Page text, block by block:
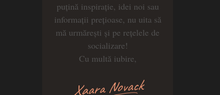
puțină inspirație, idei noi sau
informații prețioase, nu uita să
mă urmărești și pe rețelele de
socializare!
Cu multă iubire,
Xaara Novack